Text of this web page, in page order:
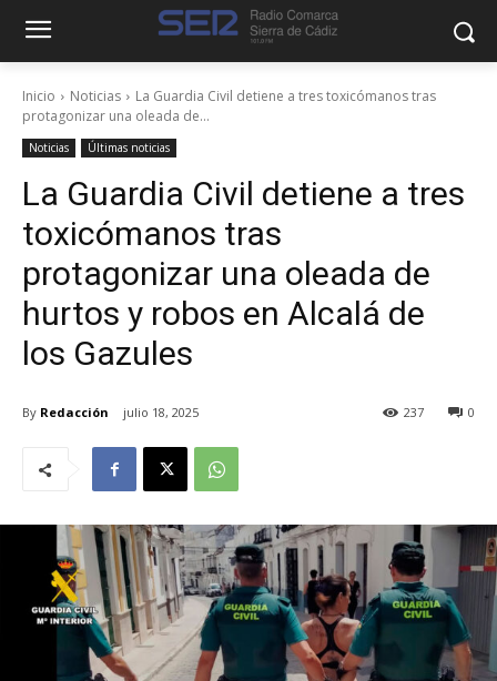
Inicio Noticias
La Guardia Civil detiene a tres toxicómanos tras
protagonizar una oleada de...
Noticias Últimas noticias
La Guardia Civil detiene a tres
toxicómanos tras
protagonizar una oleada de
hurtos y robos en Alcalá de
los Gazules
By Redacción julio 18, 2025 0
237